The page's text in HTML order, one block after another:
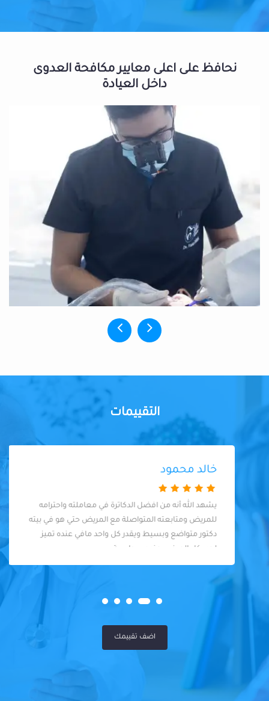
نحافظ على اعلى معايير مكافحة العدوى
داخل العيادة
التقييمات
خالد محمود
يشهد الله أنه من افضل الدكاترة في معاملته واحترامه
للمريض ومتابعته المتواصلة مع المريض حتي هو في بيته
دكتور متواضع وبسيط ويقدر كل واحد مافي عنده تميز
لحد. كل المرضى عنده سواسية
اضف تقييمك